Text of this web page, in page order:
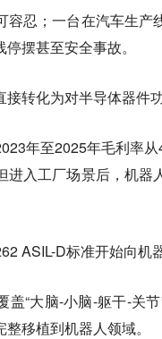
容忍；一台在汽车生
摆甚至安全事故。
转化为对半导体器件
年至2025年毛利率
进入工厂场景后，机
ASIL-D标准开始向机
盖“大脑-小脑-躯干-关
移植到机器人领域。